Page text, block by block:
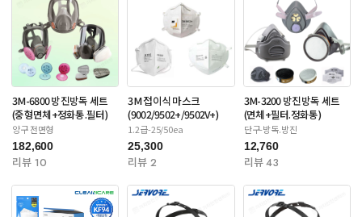
3M-6800 방진방독 세트
(중형면체+정화통.필터)
양구 전면형
182,600
리뷰 10
3M 접이식 마스크
(9002/9502+/9502V+)
1.2급-25/50ea
25,300
리뷰 2
3M-3200 방진방독 세트
(면체+필터.정화통)
단구-방독.방진
12,760
리뷰 43